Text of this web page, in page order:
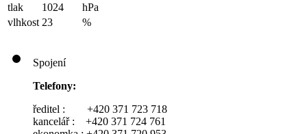
tlak
1024
hPa
vlhkost 23 %
Spojení
Telefony:
ředitel : +420 371 723 718
kancelář : +420 371 724 761